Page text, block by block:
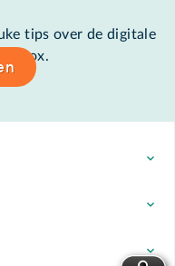
tips over de digitale